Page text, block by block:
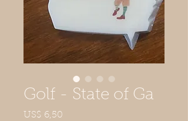
Golf - State of Ga
US$ 6,50